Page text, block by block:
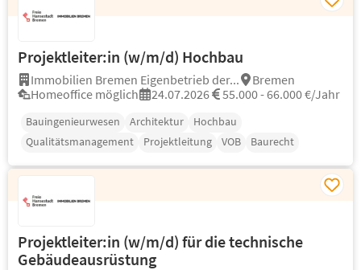
Projektleiter:in (w/m/d) Hochbau
Immobilien Bremen Eigenbetrieb der...
Bremen
Homeoffice möglich
24.07.2026 55.000 - 66.000 €/Jahr
Bauingenieurwesen Architektur
Hochbau
Qualitätsmanagement
Projektleitung VOB Baurecht
Projektleiter:in (w/m/d) für die technische
Gebäudeausrüstung